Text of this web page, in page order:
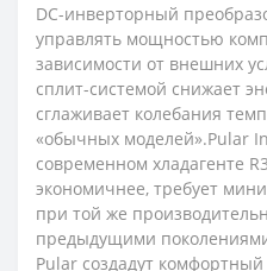
DC-инверторный
управлять мощностью
зависимости от внешних
сплит-системой снижает
сглаживает колебания
«обычных моделей».Pular
современном хладагенте
экономичнее, требует
при той же
предыдущими
Pular создадут